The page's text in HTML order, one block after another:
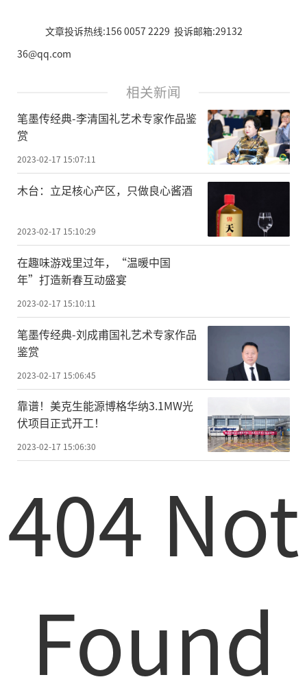
文章投诉热线:156 0057 2229 投诉邮箱:29132
36@qq.com
相关新闻
笔墨传经典-李清国礼艺术专家作品鉴
赏
2023-02-17 15:07:11
木台：立足核心产区，只做良心酱酒
2023-02-17 15:10:29
在趣味游戏里过年，“温暖中国
年”打造新春互动盛宴
2023-02-17 15:10:11
笔墨传经典-刘成甫国礼艺术专家作品
鉴赏
2023-02-17 15:06:45
靠谱！美克生能源博格华纳3.1MW光
伏项目正式开工！
2023-02-17 15:06:30
404 Not
Found